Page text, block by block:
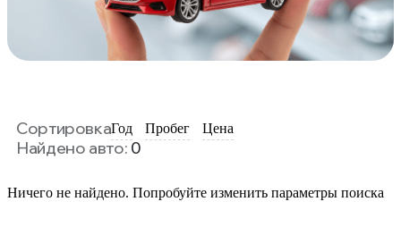
СортировкаГод Пробег Цена
Найдено авто: 0
Ничего не найдено. Попробуйте изменить параметры поиска